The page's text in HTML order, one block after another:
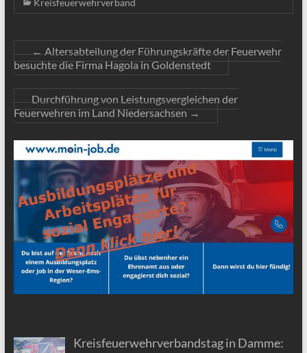
Kreisfeuerwehrverband
←Altersabteilung der Führungskräfte der Feuerwehr
besuchte die Firma Hagola in Goldenstedt
Durchführung von Leistungsvergleichen der
Feuerwehren im Land Niedersachsen→
Kreisfeuerwehrverbandstag in Damme: